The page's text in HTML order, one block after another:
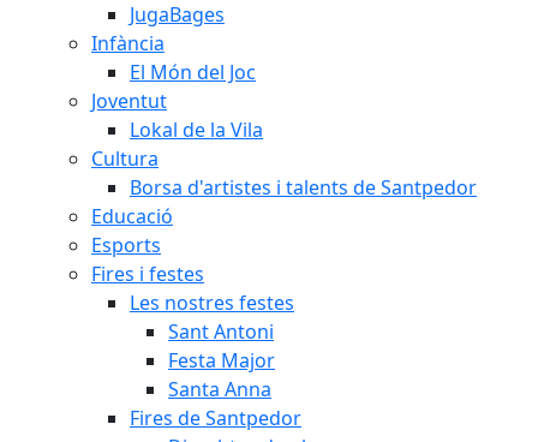
JugaBages
Infància
El Món del Joc
Joventut
Lokal de la Vila
Cultura
Borsa d'artistes i talents de Santpedor
Educació
Esports
Fires i festes
Les nostres festes
Sant Antoni
Festa Major
Santa Anna
Fires de Santpedor